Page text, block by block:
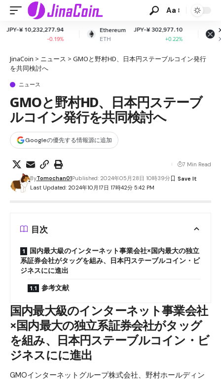
Aa
Ethereum
ETH
JPY-¥ 302,977.10
XRP
XRP
JPY-¥ 163.33
+0.08%
JinaCoin > ニュース > GMOと野村HD、日本円ステーブルコイン発行
を共同検討へ
ニュース
GMOと野村HD、日本円ステーブ
ルコイン発行を共同検討へ
Googleの優先する情報源に追加
Last Updated: 2024年10月17日 17時42分 5:42 PM
ByTomochan01Published: 2024年05月28日 10時39分
7 Min Read
目次
国内最大級のインターネット事業会社×国内最大の独立
系証券会社がタッグを組み、日本円ステーブルコイン・ビ
ジネスにに進出
参考文献
国内最大級のインターネット事業会社
×国内最大の独立系証券会社がタッグ
を組み、日本円ステーブルコイン・ビ
ジネスにに進出
GMOインターネットグループ株式会社、野村ホールディン